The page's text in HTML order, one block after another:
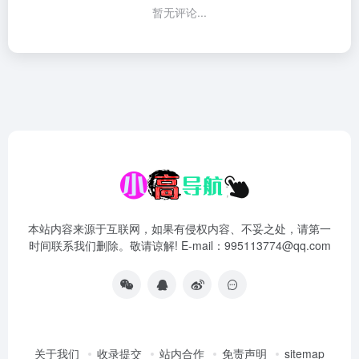
暂无评论...
本站内容来源于互联网，如果有侵权内容、不妥之处，请第一
时间联系我们删除。敬请谅解! E-mail：995113774@qq.com
关于我们 收录提交 站内合作 免责声明 sitemap